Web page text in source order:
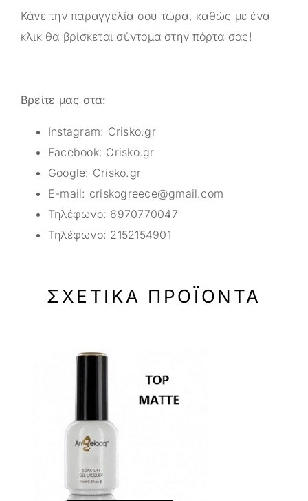
Κάνε την παραγγελία σου τώρα, καθώς με ένα
κλικ θα βρίσκεται σύντομα στην πόρτα σας!
Βρείτε μας στα:
Instagram: Crisko.gr
Facebook: Crisko.gr
Google: Crisko.gr
E-mail: criskogreece@gmail.com
Τηλέφωνο: 6970770047
Τηλέφωνο: 2152154901
ΣΧΕΤΙΚΆ ΠΡΟΪΌΝΤΑ